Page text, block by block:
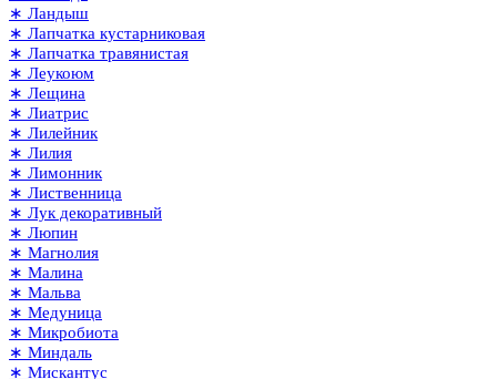
∗ Ландыш
∗ Лапчатка кустарниковая
∗ Лапчатка травянистая
∗ Леукоюм
∗ Лещина
∗ Лиатрис
∗ Лилейник
∗ Лилия
∗ Лимонник
∗ Лиственница
∗ Лук декоративный
∗ Люпин
∗ Магнолия
∗ Малина
∗ Мальва
∗ Медуница
∗ Микробиота
∗ Миндаль
∗ Мискантус